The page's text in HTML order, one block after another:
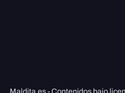
Maldita.es - Contenidos bajo